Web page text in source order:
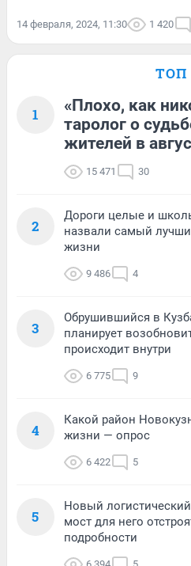
14 февраля, 2024, 11:30 1 420
ТОП
1
«Плохо, как
таролог о
жителей в
15 471 30
2
Дороги целые и
назвали самый
жизни
9 486 4
3
Обрушившийся в
планирует
происходит внутри
6 775 9
4
Какой район
жизни — опрос
6 422 5
5
Новый
мост для него
подробности